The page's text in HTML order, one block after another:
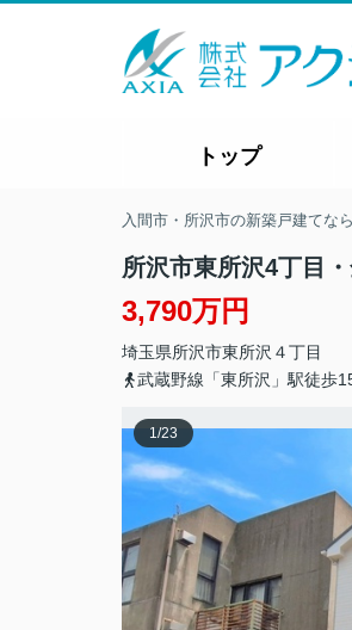
トップ
入間市・所沢市の新築戸建てな
所沢市東所沢4丁目
3,790万円
埼玉県所沢市東所沢 ４丁目
武蔵野線「東所沢」駅徒歩
1/23